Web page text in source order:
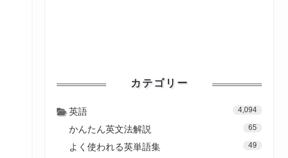
カテゴリー
英語 4,094
かんたん英文法解説 65
よく使われる英単語集 49